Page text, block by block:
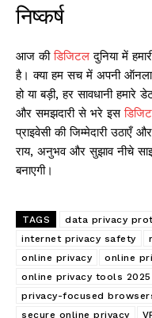
निष्कर्ष
आज कीडिजिटल दुनिया में
है। क्या हम सच में अपनी
हो या बड़ी, हर सावधानी हमारे
और समझदारी से भरे इस
प्राइवेसी की जिम्मेदारी
राय, अनुभव और सुझाव नीचे
बनाएगी।
TAGS data privacy
internet privacy safety
online privacy
online
online privacy tools 2025
privacy-focused
secure online privacy